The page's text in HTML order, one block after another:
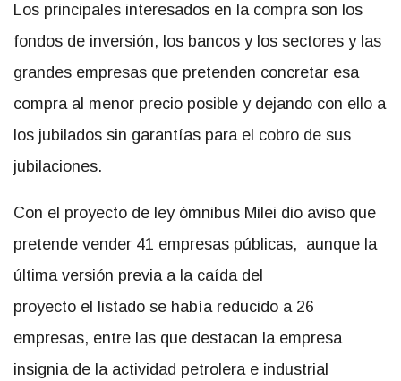
Los principales interesados en la compra son los
fondos de inversión, los bancos y los sectores y las
grandes empresas que pretenden concretar esa
compra al menor precio posible y dejando con ello a
los jubilados sin garantías para el cobro de sus
jubilaciones.
Con el proyecto de ley ómnibus Milei dio aviso que
pretende vender 41 empresas públicas, aunque la
última versión previa a la caída del
proyecto el listado se había reducido a 26
empresas, entre las que destacan la empresa
insignia de la actividad petrolera e industrial